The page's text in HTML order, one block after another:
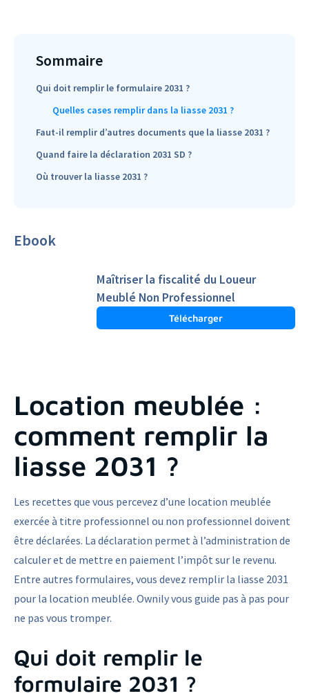
Location meublée :
comment remplir la
liasse 2031 ?
Les recettes que vous percevez d’une location meublée
exercée à titre professionnel ou non professionnel doivent
être déclarées. La déclaration permet à l’administration de
calculer et de mettre en paiement l’impôt sur le revenu.
Entre autres formulaires, vous devez remplir la liasse 2031
pour la location meublée. Ownily vous guide pas à pas pour
ne pas vous tromper.
Qui doit remplir le
formulaire 2031 ?
Sommaire
Qui doit remplir le formulaire 2031 ?
Quelles cases remplir dans la liasse 2031 ?
Faut-il remplir d’autres documents que la liasse 2031 ?
Quand faire la déclaration 2031 SD ?
Où trouver la liasse 2031 ?
Ebook
Maîtriser la fiscalité du Loueur
Meublé Non Professionnel
Télécharger